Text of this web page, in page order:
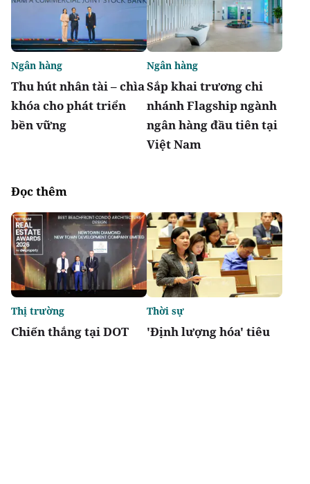
Thu hút nhân tài – chìa
khóa cho phát triển
bền vững
Ngân hàng
Sắp khai trương chi
nhánh Flagship ngành
ngân hàng đầu tiên tại
Việt Nam
Ngân hàng
Đọc thêm
Chiến thắng tại DOT
Thị trường
'Định lượng hóa' tiêu
Thời sự